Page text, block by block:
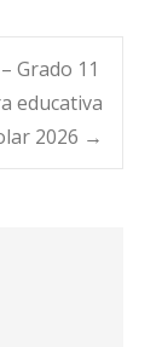
Grado 11
educativa
2026 →